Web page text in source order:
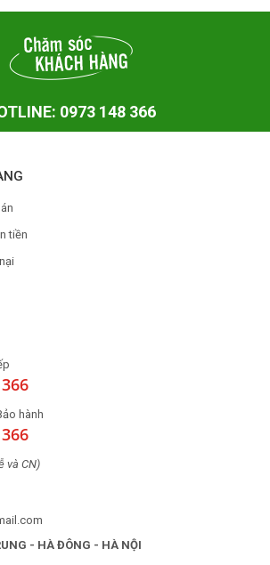
0973 148 366
tiền
hành
và CN)
- HÀ ĐÔNG - HÀ NỘI